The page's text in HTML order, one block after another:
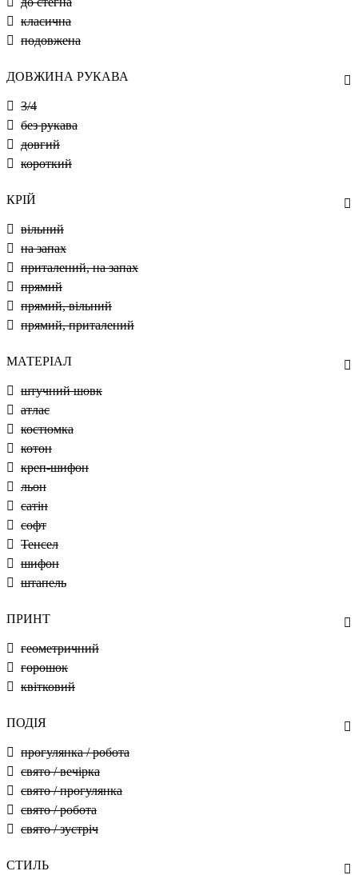
класична
подовжена
ДОВЖИНА РУКАВА
3/4
без рукава
довгий
короткий
КРІЙ
вільний
на запах
приталений, на запах
прямий
прямий, вільний
прямий, приталений
МАТЕРІАЛ
штучний шовк
атлас
костюмка
котон
креп-шифон
льон
сатін
софт
Тенсел
шифон
штапель
ПРИНТ
геометричний
горошок
квітковий
ПОДІЯ
прогулянка / робота
свято / вечірка
свято / прогулянка
свято / робота
свято / зустріч
СТИЛЬ